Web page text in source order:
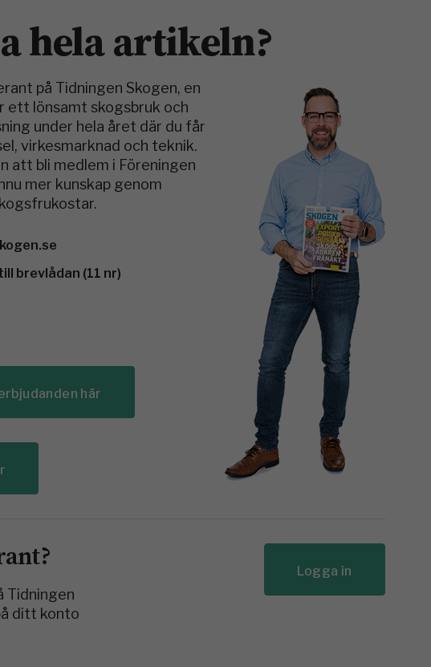
hela artikeln?
på Tidningen Skogen, en
ett lönsamt skogsbruk och
under hela året där du får
virkesmarknad och teknik.
att bli medlem i Föreningen
mer kunskap genom
brevlådan (11 nr)
här
Tidningen
ditt konto
Logga in